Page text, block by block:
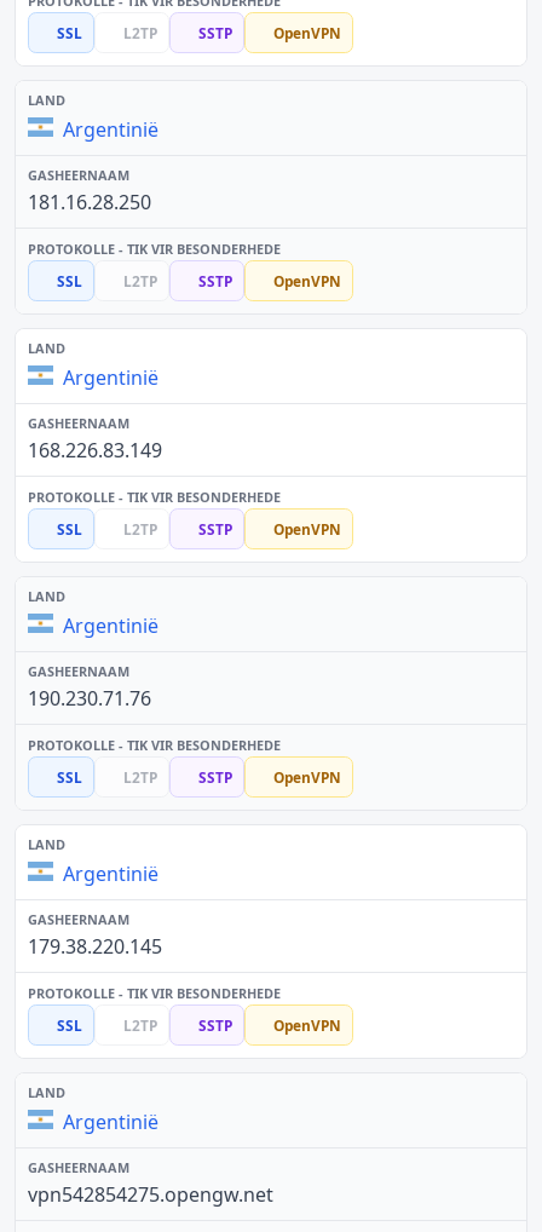
SSL L2TP SSTP OpenVPN
Argentinië
181.16.28.250
SSL L2TP SSTP OpenVPN
Argentinië
168.226.83.149
SSL L2TP SSTP OpenVPN
Argentinië
190.230.71.76
SSL L2TP SSTP OpenVPN
Argentinië
179.38.220.145
SSL L2TP SSTP OpenVPN
Argentinië
vpn542854275.opengw.net